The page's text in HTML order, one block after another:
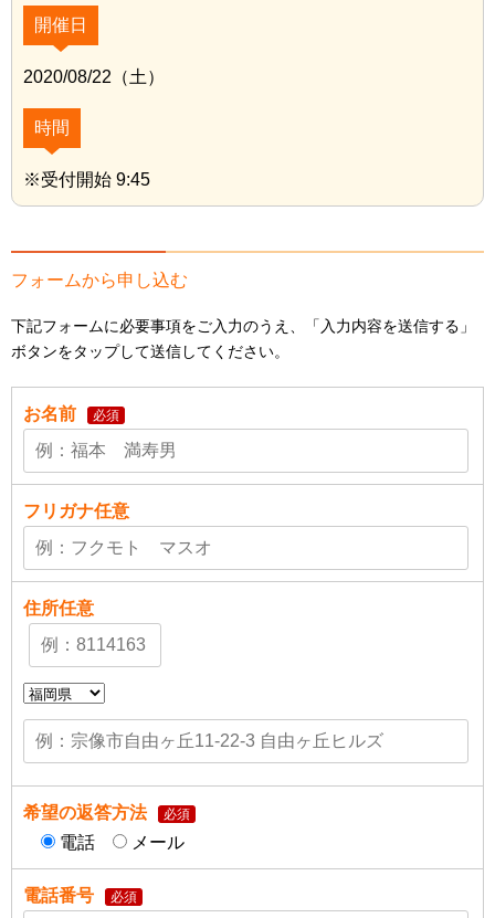
開催日
2020/08/22（土）
時間
※受付開始 9:45
フォームから申し込む
下記フォームに必要事項をご入力のうえ、「入力内容を送信する」
ボタンをタップして送信してください。
お名前 必須
フリガナ任意
住所任意
希望の返答方法 必須
電話 メール
電話番号 必須